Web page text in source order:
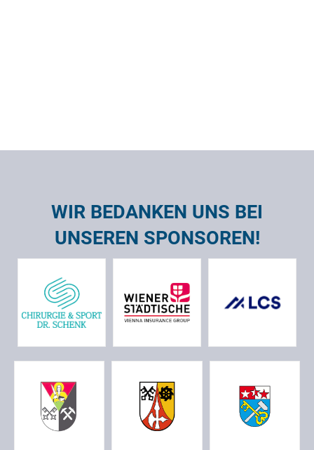
WIR BEDANKEN UNS BEI
UNSEREN SPONSOREN!